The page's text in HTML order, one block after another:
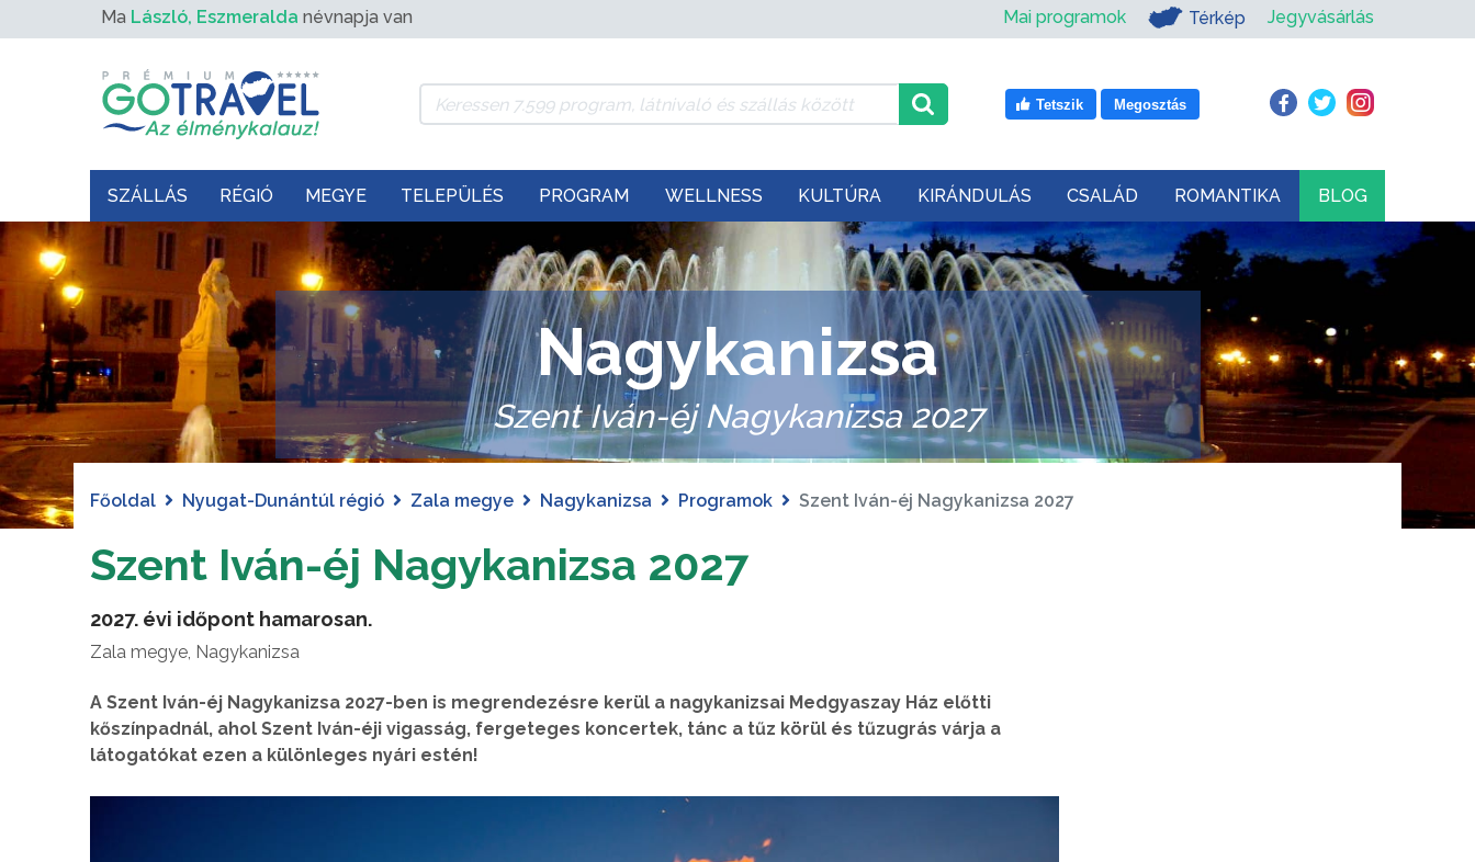
Ma László, Eszmeralda névnapja van Mai programok Térkép Jegyvásárlás
Tetszik Megosztás
SZÁLLÁS RÉGIÓ MEGYE TELEPÜLÉS PROGRAM WELLNESS KULTÚRA KIRÁNDULÁS CSALÁD ROMANTIKA BLOG
Nagykanizsa
Szent Iván-éj Nagykanizsa 2027
Főoldal Nyugat-Dunántúl régió Zala megye Nagykanizsa Programok Szent Iván-éj Nagykanizsa 2027
Szent Iván-éj Nagykanizsa 2027
2027. évi időpont hamarosan.
Zala megye, Nagykanizsa
A Szent Iván-éj Nagykanizsa 2027-ben is megrendezésre kerül a nagykanizsai Medgyaszay Ház előtti
kőszínpadnál, ahol Szent Iván-éji vigasság, fergeteges koncertek, tánc a tűz körül és tűzugrás várja a
látogatókat ezen a különleges nyári estén!